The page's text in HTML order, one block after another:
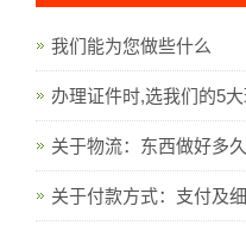
我们能为您做些什么
办理证件时,选我们的5
关于物流：东西做好多
关于付款方式：支付及